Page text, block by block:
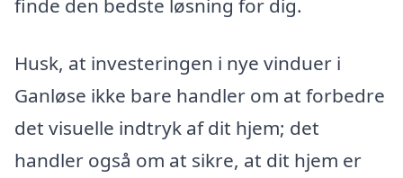
finde den bedste løsning for dig.
Husk, at investeringen i nye vinduer i
Ganløse ikke bare handler om at forbedre
det visuelle indtryk af dit hjem; det
handler også om at sikre, at dit hjem er